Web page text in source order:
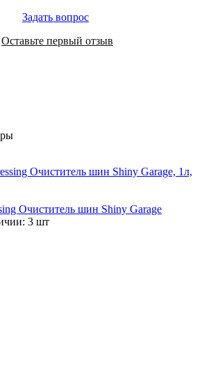
Задать вопрос
Оставьте первый отзыв
Очиститель шин Shiny Garage
3 шт